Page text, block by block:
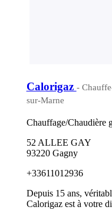
Calorigaz -
sur-Marne
Chauffage/Chaudière
52 ALLEE GAY
93220 Gagny
+33611012936
Depuis 15 ans,
Calorigaz est à votre